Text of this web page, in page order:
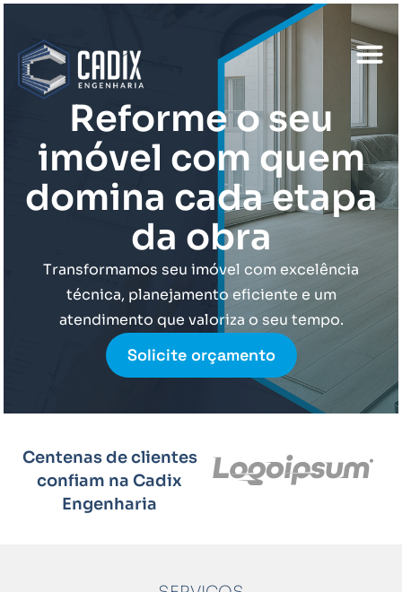
Reforme o seu
imóvel com quem
domina cada etapa
da obra
Transformamos seu imóvel com excelência
técnica, planejamento eficiente e um
atendimento que valoriza o seu tempo.
Solicite orçamento
Centenas de clientes
confiam na Cadix
Engenharia